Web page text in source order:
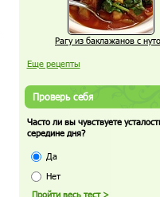
Рагу из баклажанов с
Еще рецепты
Проверь себя
Часто ли вы чувствуете
середине дня?
Да
Нет